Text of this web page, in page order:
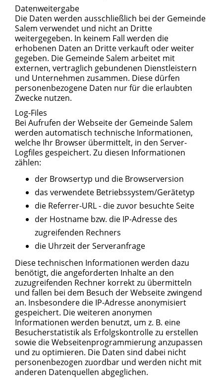
Datenweitergabe
Die Daten werden ausschließlich bei der Gemeinde
Salem verwendet und nicht an Dritte
weitergegeben. In keinem Fall werden die
erhobenen Daten an Dritte verkauft oder weiter
gegeben. Die Gemeinde Salem arbeitet mit
externen, vertraglich gebundenen Dienstleistern
und Unternehmen zusammen. Diese dürfen
personenbezogene Daten nur für die erlaubten
Zwecke nutzen.
Log-Files
Bei Aufrufen der Webseite der Gemeinde Salem
werden automatisch technische Informationen,
welche Ihr Browser übermittelt, in den Server-
Logfiles gespeichert. Zu diesen Informationen
zählen:
der Browsertyp und die Browserversion
das verwendete Betriebssystem/Gerätetyp
die Referrer-URL - die zuvor besuchte Seite
der Hostname bzw. die IP-Adresse des
zugreifenden Rechners
die Uhrzeit der Serveranfrage
Diese technischen Informationen werden dazu
benötigt, die angeforderten Inhalte an den
zuzugreifenden Rechner korrekt zu übermitteln
und fallen bei dem Besuch der Webseite zwingend
an. Insbesondere die IP-Adresse anonymisiert
gespeichert. Die weiteren anonymen
Informationen werden benutzt, um z. B. eine
Besucherstatistik als Erfolgskontrolle zu erstellen
sowie die Webseitenprogrammierung anzupassen
und zu optimieren. Die Daten sind dabei nicht
personenbezogen zuordbar und werden nicht mit
anderen Datenquellen abgeglichen.